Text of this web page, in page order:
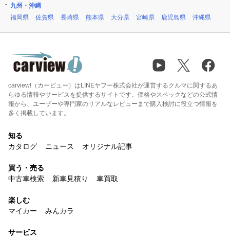
九州・沖縄
福岡県
佐賀県 長崎県 熊本県 大分県 宮崎県 鹿児島県 沖縄県
carview!（カービュー）はLINEヤフー株式会社が運営するクルマに関するあ
らゆる情報やサービスを提供するサイトです。価格やスペックなどの公式情
報から、ユーザーや専門家のリアルなレビューまで購入検討に役立つ情報を
多く掲載しています。
知る
カタログ
ニュース オリジナル記事
買う・売る
中古車検索
新車見積り 車買取
楽しむ
マイカー
みんカラ
サービス